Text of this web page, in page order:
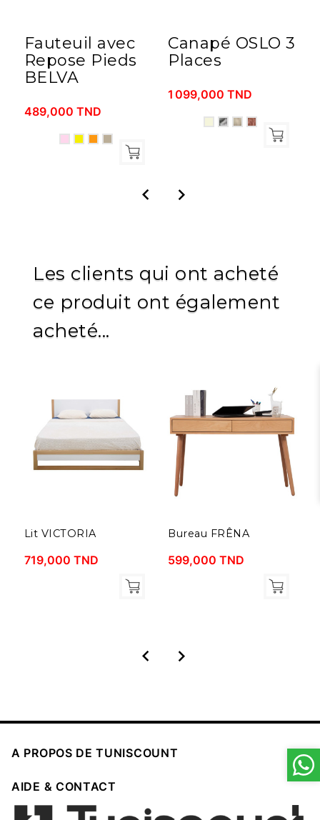
Fauteuil avec
Repose Pieds
BELVA
489,000 TND
Canapé OSLO 3
Places
1 099,000 TND
 
Les clients qui ont acheté
ce produit ont également
acheté...
Lit VICTORIA
719,000 TND
Bureau FRÊNA
599,000 TND
 
A PROPOS DE TUNISCOUNT 
AIDE & CONTACT 